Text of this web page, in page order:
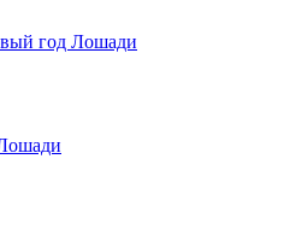
год Лошади